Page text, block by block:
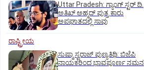
Uttar Pradesh: ಗ್ಯಾಂಗ್ ಸ್ಟರ್‌ ದಿ.
ಅತಿಖ್ ಅಹ್ಮದ್ ಪುತ್ರ ಕಾರು
ಅಪಘಾತದಲ್ಲಿ ಸಾವು
ರಾಷ್ಟ್ರೀಯ
ಸುಷ್ಮಾ ಸ್ವರಾಜ್ ಪುಣ್ಯತಿಥಿ: ಬಿಜೆಪಿ
ನಾಯಕರಿಂದ ಭಾವಪೂರ್ಣ ನಮನ